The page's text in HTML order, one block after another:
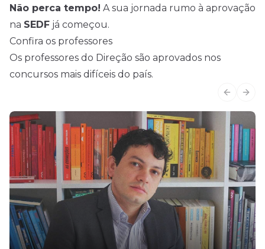
Não perca tempo! A sua jornada rumo à aprovação
na SEDF já começou.
Confira os professores
Os professores do Direção são aprovados nos
concursos mais difíceis do país.